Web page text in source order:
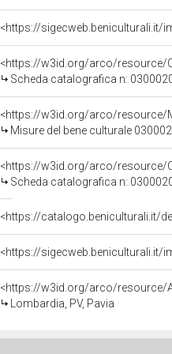
<https://sigecweb.beniculturali.it/
<https://w3id.org/arco/resource/
Scheda catalografica n:
<https://w3id.org/arco/resource/
Misure del bene culturale
<https://w3id.org/arco/resource/
Scheda catalografica n:
<https://catalogo.beniculturali.it/
<https://sigecweb.beniculturali.it/
<https://w3id.org/arco/resource/
Lombardia, PV, Pavia